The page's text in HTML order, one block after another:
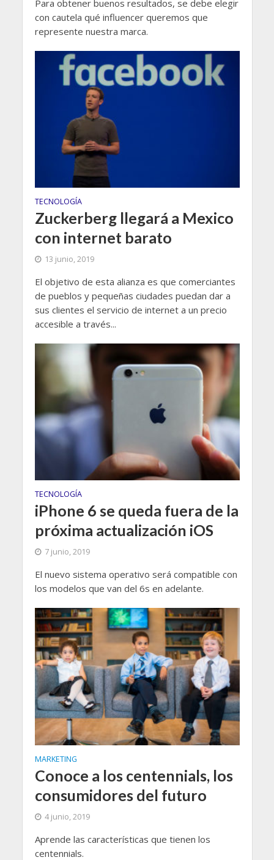
Para obtener buenos resultados, se debe elegir
con cautela qué influencer queremos que
represente nuestra marca.
TECNOLOGÍA
Zuckerberg llegará a Mexico
con internet barato
13 junio, 2019
El objetivo de esta alianza es que comerciantes
de pueblos y pequeñas ciudades puedan dar a
sus clientes el servicio de internet a un precio
accesible a través...
TECNOLOGÍA
iPhone 6 se queda fuera de la
próxima actualización iOS
7 junio, 2019
El nuevo sistema operativo será compatible con
los modelos que van del 6s en adelante.
MARKETING
Conoce a los centennials, los
consumidores del futuro
4 junio, 2019
Aprende las características que tienen los
centennials.